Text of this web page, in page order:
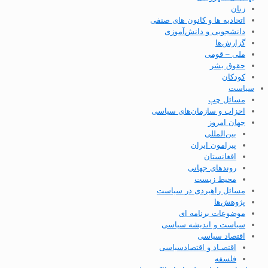
زنان
اتحادیه ها و کانون های صنفی
دانشجویی و دانش‌آموزی
گزارش‌ها
ملی – قومی
حقوق بشر
کودکان
سیاست
مسائل چپ
احزاب و سازمان‌های سیاسی
جهان امروز
بین‌المللی
پیرامون ایران
افغانستان
روندهای جهانی
محیط زیست
مسائل راهبردی در سیاست
پژوهش‌ها
موضوعات برنامه ای
سیاست و اندیشه سیاسی
اقتصاد سیاسی
اقتصـاد و اقتصاد‌سیاسی
فلسفه